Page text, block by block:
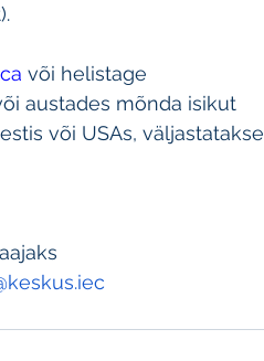
või helistage
austades mõnda isikut
või USAs, väljastatakse